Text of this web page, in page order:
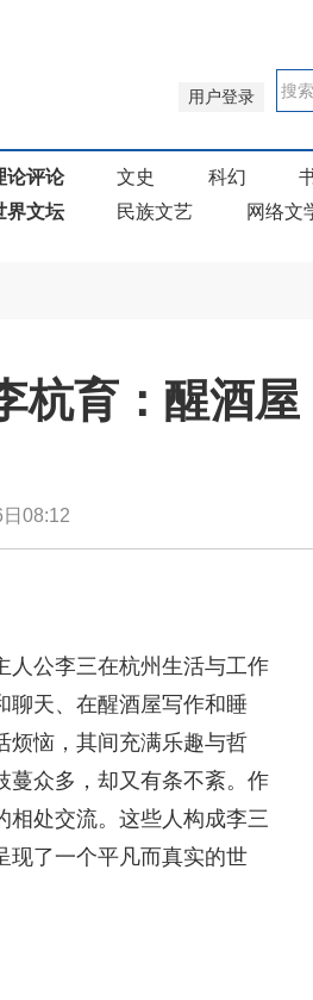
用户登录
论评论 文史 科幻
界文坛
民族文艺 网络文
杭育：醒酒屋
08:12
人公李三在杭州生活与工作
聊天、在醒酒屋写作和睡
烦恼，其间充满乐趣与哲
蔓众多，却又有条不紊。作
相处交流。这些人构成李三
现了一个平凡而真实的世